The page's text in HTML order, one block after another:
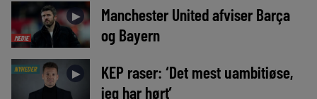
MEDIE
►
Manchester United afviser Barça
og Bayern
NYHEDER ►
KEP raser: ‘Det mest uambitiøse,
jeg har hørt’